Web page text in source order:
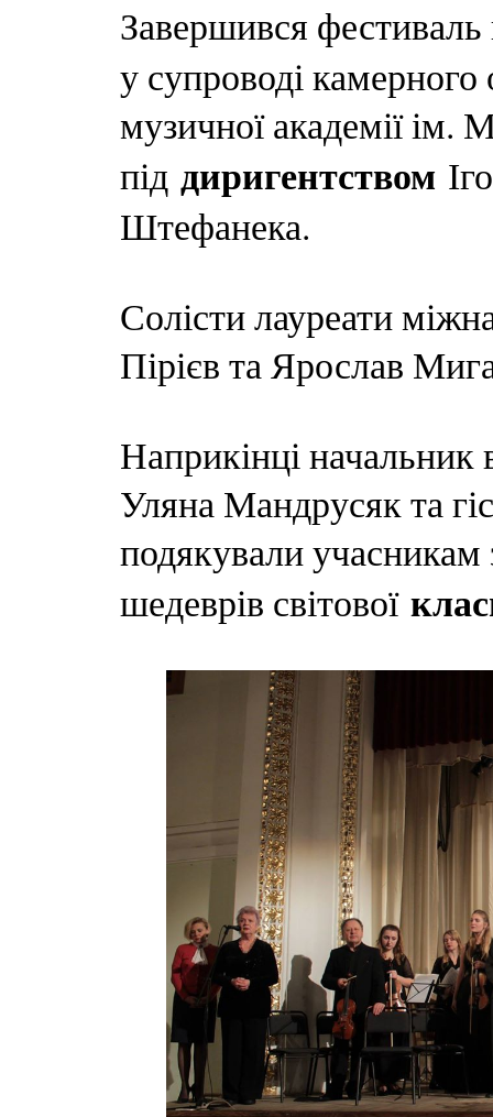
Завершився
у супроводі камерного
музичної академії ім.
під диригентством
Штефанека.
Солісти лауреати
Пірієв та Ярослав
Наприкінці начальник
Уляна Мандрусяк та
подякували
шедеврів світової